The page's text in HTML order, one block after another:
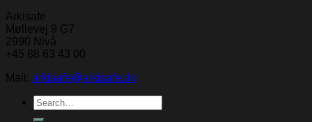
Arkisafe
Møllevej 9 G7
2990 Nivå
+45 88 63 43 00
Mail: arkisafe@arkisafe.dk
Search
for: